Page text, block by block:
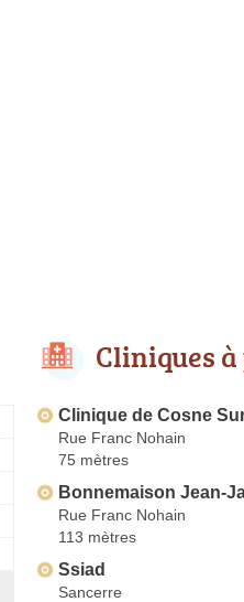
Cliniques
Clinique de Cosne
Rue Franc Nohain
75 mètres
Bonnemaison Jean-
Rue Franc Nohain
113 mètres
Ssiad
Sancerre